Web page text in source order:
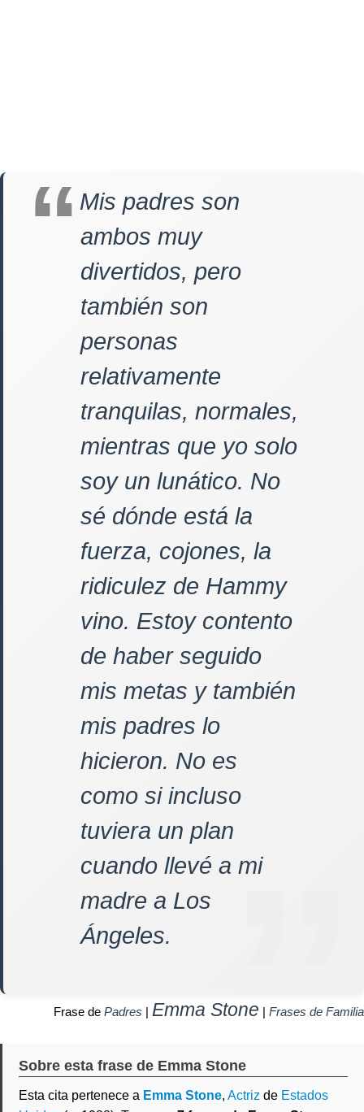
Mis padres son
ambos muy
divertidos, pero
también son
personas
relativamente
tranquilas, normales,
mientras que yo solo
soy un lunático. No
sé dónde está la
fuerza, cojones, la
ridiculez de Hammy
vino. Estoy contento
de haber seguido
mis metas y también
mis padres lo
hicieron. No es
como si incluso
tuviera un plan
cuando llevé a mi
madre a Los
Ángeles.
Frase de Padres | Emma Stone | Frases de Familia
Sobre esta frase de Emma Stone
Esta cita pertenece a Emma Stone, Actriz de Estados